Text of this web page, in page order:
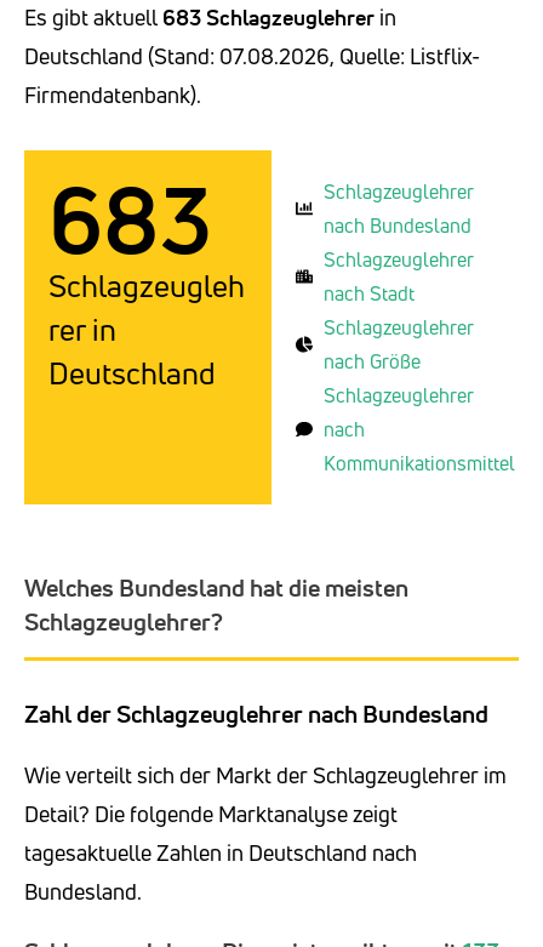
Es gibt aktuell 683 Schlagzeuglehrer in
Deutschland (Stand: 07.08.2026, Quelle: Listflix-
Firmendatenbank).
683
Schlagzeugleh
rer in
Deutschland
Schlagzeuglehrer
nach Bundesland
Schlagzeuglehrer
nach Stadt
Schlagzeuglehrer
nach Größe
Schlagzeuglehrer
nach
Kommunikationsmittel
Welches Bundesland hat die meisten
Schlagzeuglehrer?
Zahl der Schlagzeuglehrer nach Bundesland
Wie verteilt sich der Markt der Schlagzeuglehrer im
Detail? Die folgende Marktanalyse zeigt
tagesaktuelle Zahlen in Deutschland nach
Bundesland.